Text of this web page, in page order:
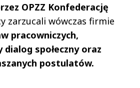
OPZZ Konfederację
zarzucali wówczas firmie
pracowniczych,
społeczny oraz
postulatów.